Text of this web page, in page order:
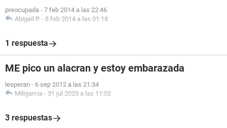
preocupada - 7 feb 2014 a las 22:46
Abigail P. - 8 feb 2014 a las 01:18
1 respuesta
ME pico un alacran y estoy embarazada
lesperan - 6 sep 2012 a las 21:34
Miligarcia - 31 jul 2023 a las 11:02
3 respuestas